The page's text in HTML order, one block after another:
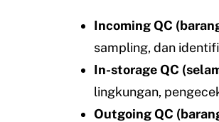
Incoming QC
sampling, dan
In-storage QC
lingkungan,
Outgoing QC